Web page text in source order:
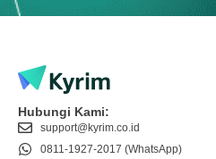
Hubungi Kami:
support@kyrim.co.id
0811-1927-2017 (WhatsApp)